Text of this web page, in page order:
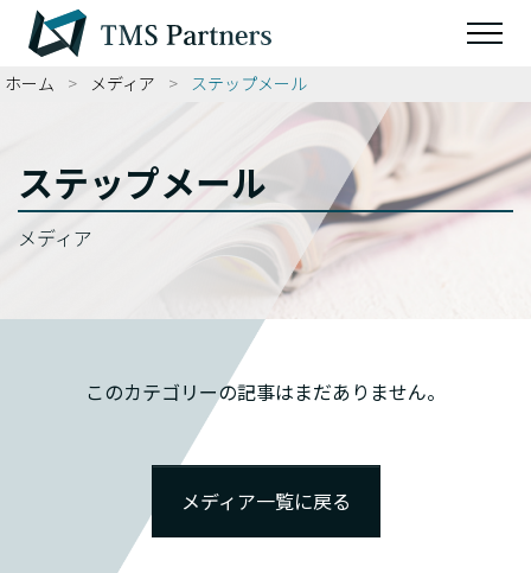
ホーム > メディア > ステップメール
ステップメール
メディア
このカテゴリーの記事はまだありません。
メディア一覧に戻る